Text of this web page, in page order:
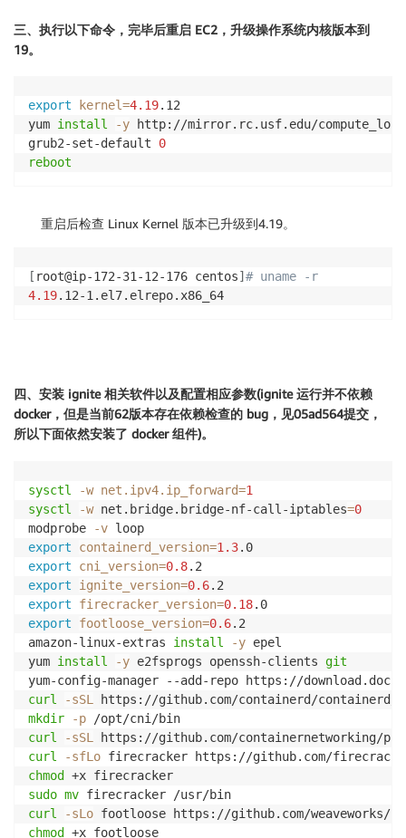
三、执行以下命令，完毕后重启 EC2，升级操作系统内核版本到
19。
export kernel=4.19.12
yum install -y http://mirror.rc.usf.edu/
grub2-set-default 0
reboot
重启后检查 Linux Kernel 版本已升级到4.19。
[ root@ip-172-31-12-176 centos] # uname -r
4.19.12-1.el7.elrepo.x86_64
四、安装 ignite 相关软件以及配置相应参数(ignite 运行并不依赖
docker，但是当前62版本存在依赖检查的 bug，见05ad564提交，
所以下面依然安装了 docker 组件)。
sysctl -w net.ipv4.ip_forward=1
sysctl
-w net.bridge.bridge-nf-call-iptables=0
modprobe
-v
export
containerd_version=1.3
export
cni_version=0.8
export
ignite_version=0.6
export
firecracker_version=0.18
export
footloose_version=0.6.2
amazon-linux-extras install -y epel
yum install -y e2fsprogs openssh-clients git
yum-config-manager --add-repo https://
curl
-sSL
https://github.com/containerd/containerd/
mkdir
-p
curl
-sSL
https://github.com/containernetworking/
curl
-sfLo firecracker https://github.com/
chmod
sudo mv
curl
-sLo footloose https://github.com/weaveworks/
chmod